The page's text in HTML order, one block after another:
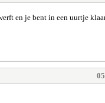
en je bent in een uurtje